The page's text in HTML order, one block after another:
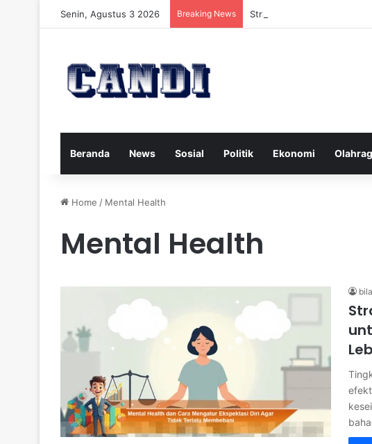
Senin, Agustus 3 2026 Breaking News Strategi Mengatur
Beranda News Sosial Politik Ekonomi
Home / Mental Health
Mental Health